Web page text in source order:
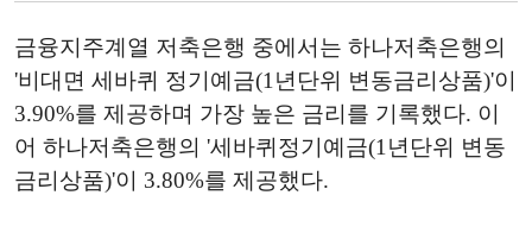
금융지주계열 저축은행 중에서는 하나저축은행의
'비대면 세바퀴 정기예금(1년단위 변동금리상품)'이
3.90%를 제공하며 가장 높은 금리를 기록했다. 이
어 하나저축은행의 '세바퀴정기예금(1년단위 변동
금리상품)'이 3.80%를 제공했다.